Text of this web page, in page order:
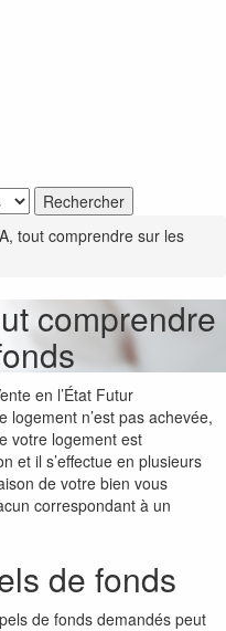
tout comprendre sur les
comprendre
en l’État Futur
logement n’est pas achevée,
votre logement est
et il s’effectue en plusieurs
de votre bien vous
correspondant à un
de fonds
de fonds demandés peut